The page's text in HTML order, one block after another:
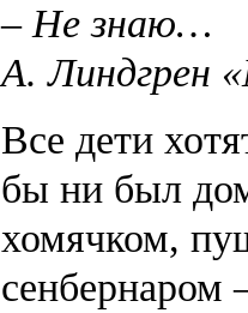
– Не знаю…
А. Линдгрен
Все дети
бы ни был
хомячком,
сенбернаром